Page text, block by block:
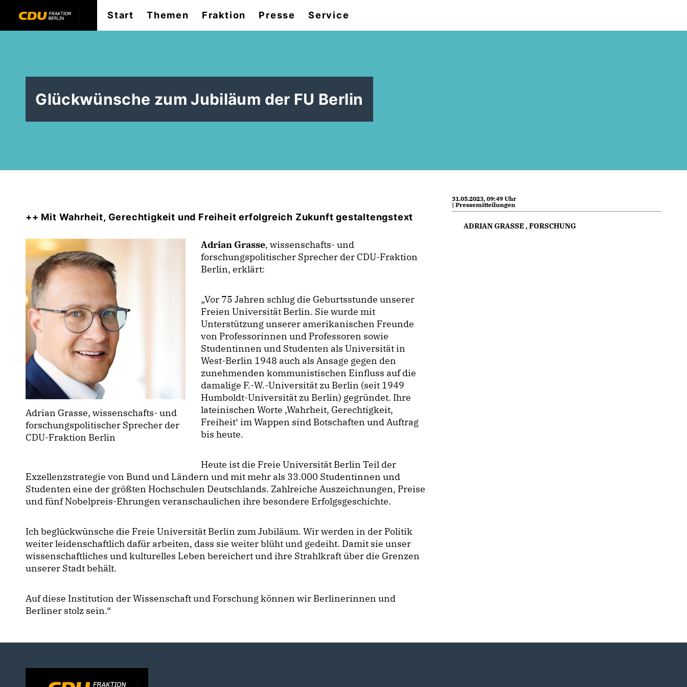
Start Themen Fraktion Presse Service
Glückwünsche zum Jubiläum der FU Berlin
++ Mit Wahrheit, Gerechtigkeit und Freiheit erfolgreich Zukunft gestaltengstext
Adrian Grasse, wissenschafts- und
forschungspolitischer Sprecher der
CDU-Fraktion Berlin
Adrian Grasse, wissenschafts- und
forschungspolitischer Sprecher der CDU-Fraktion
Berlin, erklärt:
Vor 75 Jahren schlug die Geburtsstunde unserer
Freien Universität Berlin. Sie wurde mit
Unterstützung unserer amerikanischen Freunde
von Professorinnen und Professoren sowie
Studentinnen und Studenten als Universität in
West-Berlin 1948 auch als Ansage gegen den
zunehmenden kommunistischen Einfluss auf die
damalige F.-W.-Universität zu Berlin (seit 1949
Humboldt-Universität zu Berlin) gegründet. Ihre
lateinischen Worte ,Wahrheit, Gerechtigkeit,
Freiheit‘ im Wappen sind Botschaften und Auftrag
bis heute.
Heute ist die Freie Universität Berlin Teil der
Exzellenzstrategie von Bund und Ländern und mit mehr als 33.000 Studentinnen und
Studenten eine der größten Hochschulen Deutschlands. Zahlreiche Auszeichnungen, Preise
und fünf Nobelpreis-Ehrungen veranschaulichen ihre besondere Erfolgsgeschichte.
Ich beglückwünsche die Freie Universität Berlin zum Jubiläum. Wir werden in der Politik
weiter leidenschaftlich dafür arbeiten, dass sie weiter blüht und gedeiht. Damit sie unser
wissenschaftliches und kulturelles Leben bereichert und ihre Strahlkraft über die Grenzen
unserer Stadt behält.
Auf diese Institution der Wissenschaft und Forschung können wir Berlinerinnen und
Berliner stolz sein.“
31.05.2023, 09:49 Uhr
| Pressemitteilungen
ADRIAN GRASSE,FORSCHUNG